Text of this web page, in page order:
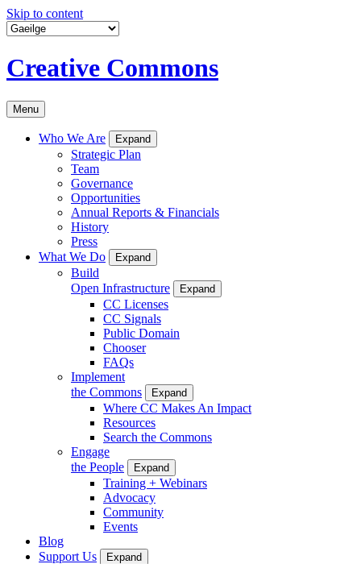
Skip to content
Creative Commons
Menu
Who We Are Expand
Strategic Plan
Team
Governance
Opportunities
Annual Reports & Financials
History
Press
What We Do
Expand
Build
Open Infrastructure
Expand
CC Licenses
CC Signals
Public Domain
Chooser
FAQs
Implement
the Commons
Expand
Where CC Makes An Impact
Resources
Search the Commons
Engage
the People
Expand
Training + Webinars
Advocacy
Community
Events
Blog
Support Us
Expand